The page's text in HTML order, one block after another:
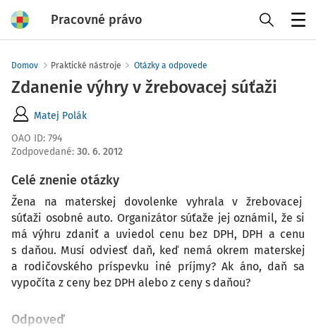
Pracovné právo
Domov Praktické nástroje Otázky a odpovede
Zdanenie výhry v žrebovacej súťaži
Matej Polák
OAO ID: 794
Zodpovedané: 30. 6. 2012
Celé znenie otázky
Žena na materskej dovolenke vyhrala v žrebovacej
súťaži osobné auto. Organizátor súťaže jej oznámil, že si
má výhru zdaniť a uviedol cenu bez DPH, DPH a cenu
s daňou. Musí odviesť daň, keď nemá okrem materskej
a rodičovského príspevku iné príjmy? Ak áno, daň sa
vypočíta z ceny bez DPH alebo z ceny s daňou?
Odpoveď